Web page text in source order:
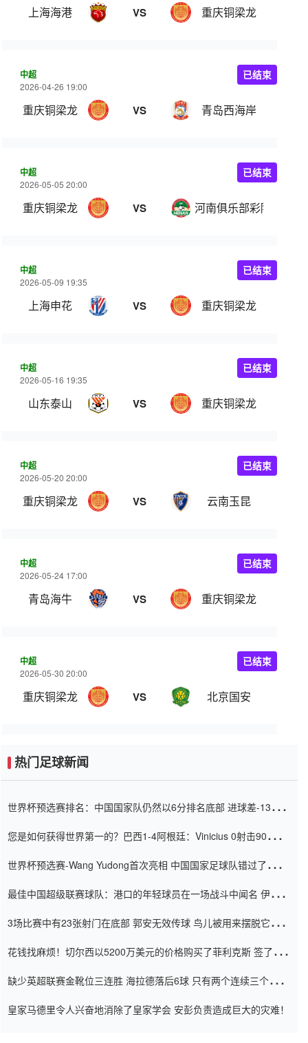
上海海港 VS 重庆铜梁龙
中超
2026-04-26 19:00
重庆铜梁龙 VS 青岛西海岸
已结束
中超
2026-05-05 20:00
重庆铜梁龙 VS 河南俱乐部彩陶坊
已结束
中超
2026-05-09 19:35
上海申花 VS 重庆铜梁龙
已结束
中超
2026-05-16 19:35
山东泰山 VS 重庆铜梁龙
已结束
中超
2026-05-20 20:00
重庆铜梁龙 VS 云南玉昆
已结束
中超
2026-05-24 17:00
青岛海牛 VS 重庆铜梁龙
已结束
中超
2026-05-30 20:00
重庆铜梁龙 VS 北京国安
已结束
热门足球新闻
世界杯预选赛排名：中国国家队仍然以6分排名底部 进球差-13令人
您是如何获得世界第一的？巴西1-4阿根廷：Vinicius 0射击90分钟
世界杯预选赛-Wang Yudong首次亮相 中国国家足球队错过了世界
最佳中国超级联赛球队：港口的年轻球员在一场战斗中闻名 伊万放
3场比赛中有23张射门在底部 郭安无效传球 鸟儿被用来摆脱它
花钱找麻烦！切尔西以5200万美元的价格购买了菲利克斯 签了7年
缺少英超联赛金靴位三连胜 海拉德落后6球 只有两个连续三个连续
皇家马德里令人兴奋地消除了皇家学会 安彭负责造成巨大的灾难！